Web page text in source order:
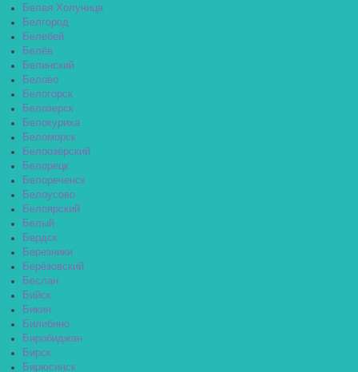
Белая Холуница
Белгород
Белебей
Белёв
Белинский
Белово
Белогорск
Белозерск
Белокуриха
Беломорск
Белоозёрский
Белорецк
Белореченск
Белоусово
Белоярский
Белый
Бердск
Березники
Берёзовский
Беслан
Бийск
Бикин
Билибино
Биробиджан
Бирск
Бирюсинск